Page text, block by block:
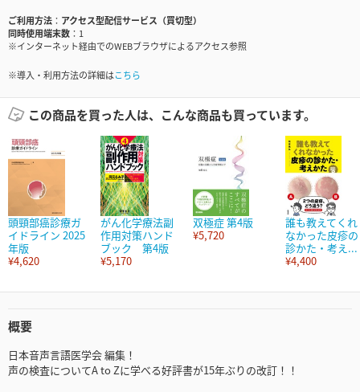
ご利用方法
アクセス型配信サービス（買切型）
同時使用端末数
1
※インターネット経由でのWEBブラウザによるアクセス参照
※導入・利用方法の詳細はこちら
この商品を買った人は、こんな商品も買っています。
頭頸部癌診療ガ
イドライン 2025
年版
¥4,620
がん化学療法副
作用対策ハンド
ブック 第4版
¥5,170
双極症 第4版
¥5,720
誰も教えてくれ
なかった皮疹の
診かた・考え...
¥4,400
概要
日本音声言語医学会 編集！
声の検査についてA to Zに学べる好評書が15年ぶりの改訂！！